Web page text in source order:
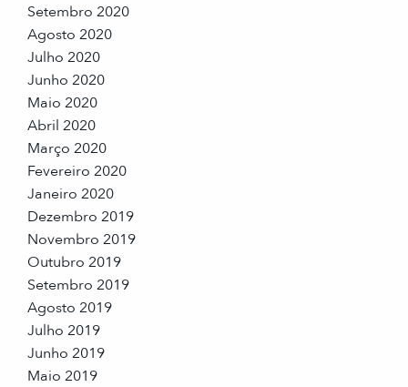
Setembro 2020
Agosto 2020
Julho 2020
Junho 2020
Maio 2020
Abril 2020
Março 2020
Fevereiro 2020
Janeiro 2020
Dezembro 2019
Novembro 2019
Outubro 2019
Setembro 2019
Agosto 2019
Julho 2019
Junho 2019
Maio 2019